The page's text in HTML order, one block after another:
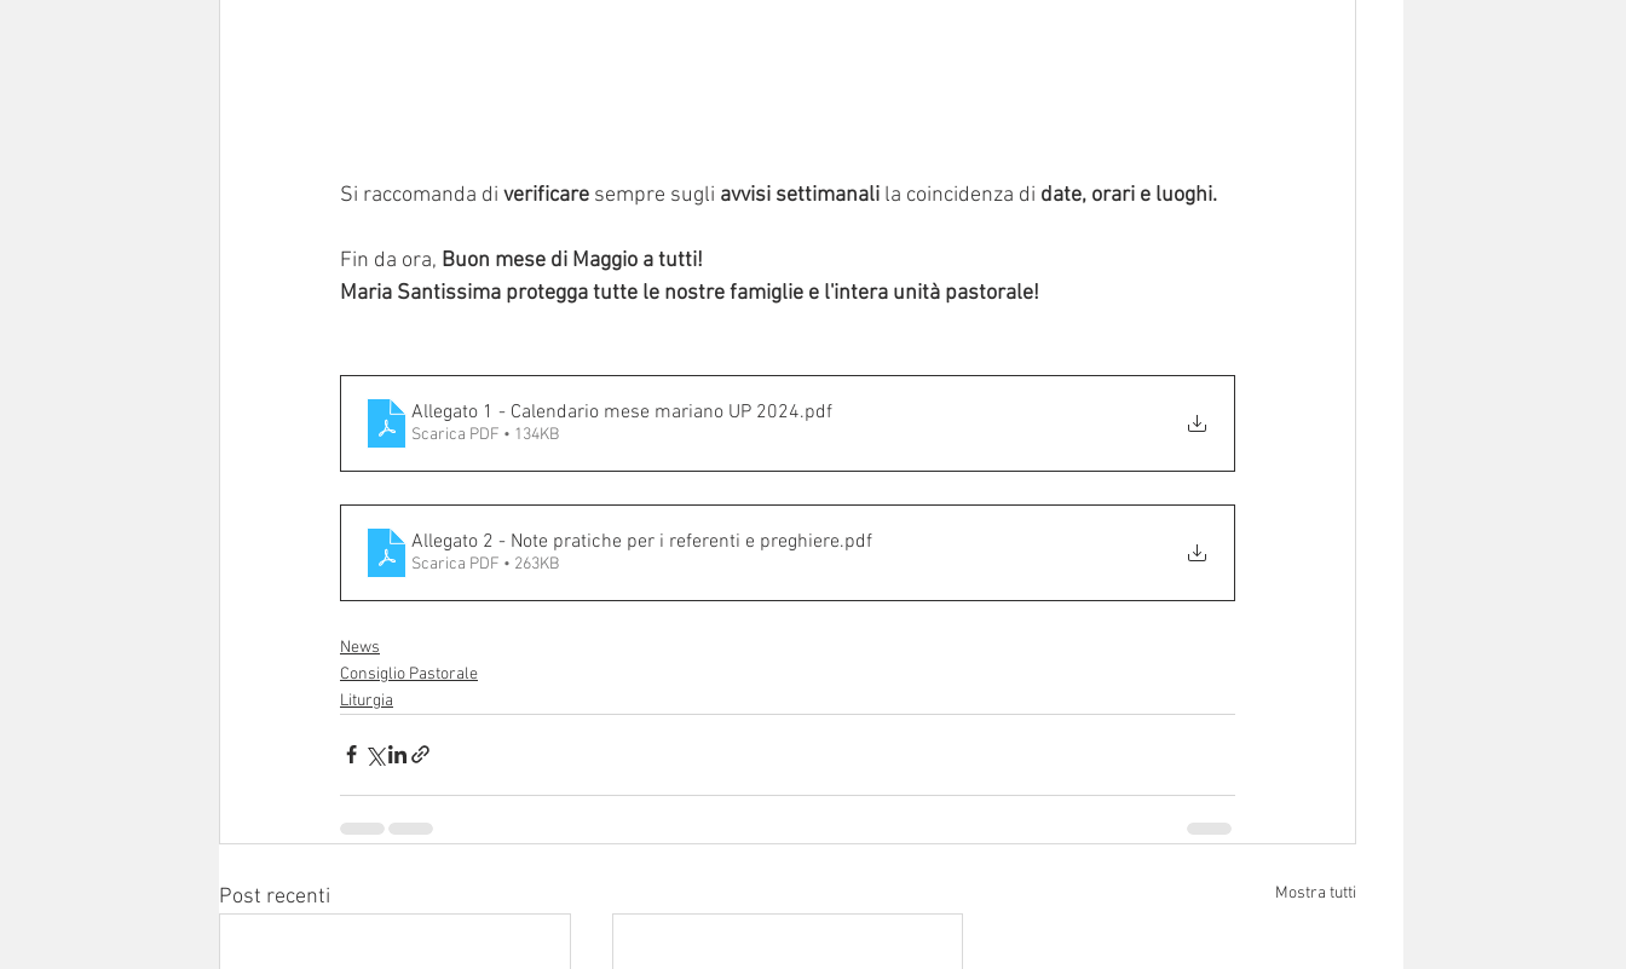
Si raccomanda di verificare sempre sugli avvisi settimanali la coincidenza di date, orari e luoghi.
Fin da ora, Buon mese di Maggio a tutti!
Maria Santissima protegga tutte le nostre famiglie e l'intera unità pastorale!
Allegato 1 - Calendario mese mariano UP 2024.pdf
Scarica PDF • 134KB
Allegato 2 - Note pratiche per i referenti e preghiere.pdf
Scarica PDF • 263KB
News
Consiglio Pastorale
Liturgia
Post recenti Mostra tutti